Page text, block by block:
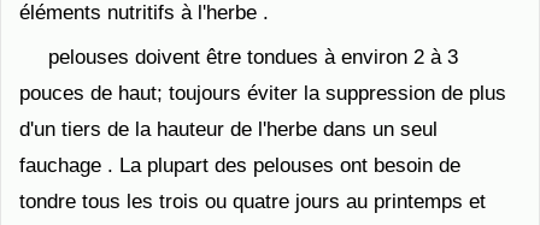
éléments nutritifs à l'herbe .
pelouses doivent être tondues à environ 2 à 3
pouces de haut; toujours éviter la suppression de plus
d'un tiers de la hauteur de l'herbe dans un seul
fauchage . La plupart des pelouses ont besoin de
tondre tous les trois ou quatre jours au printemps et